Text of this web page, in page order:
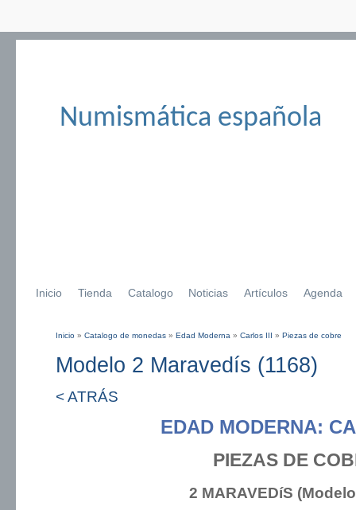
Numismática española
Inicio Tienda Catalogo Noticias Artículos Agenda
Inicio » Catalogo de monedas » Edad Moderna » Carlos III » Piezas de cobre
Modelo 2 Maravedís (1168)
< ATRÁS
EDAD MODERNA:
PIEZAS DE
2 MARAVEDíS